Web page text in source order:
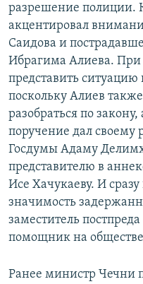
разрешение полиции.
акцентировал
Саидова и
Ибрагима Алиева. При
представить ситуацию
поскольку Алиев
разобраться по
поручение дал своему
Госдумы Адаму
представителю в
Исе Хачукаеву. И
значимость
заместитель
помощник на
Ранее министр Чечни